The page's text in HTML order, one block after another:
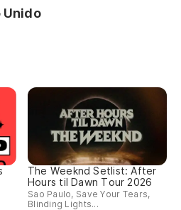
Unido
The Weeknd Setlist: After
Hours til Dawn Tour 2026
Sao Paulo, Save Your Tears,
Blinding Lights...